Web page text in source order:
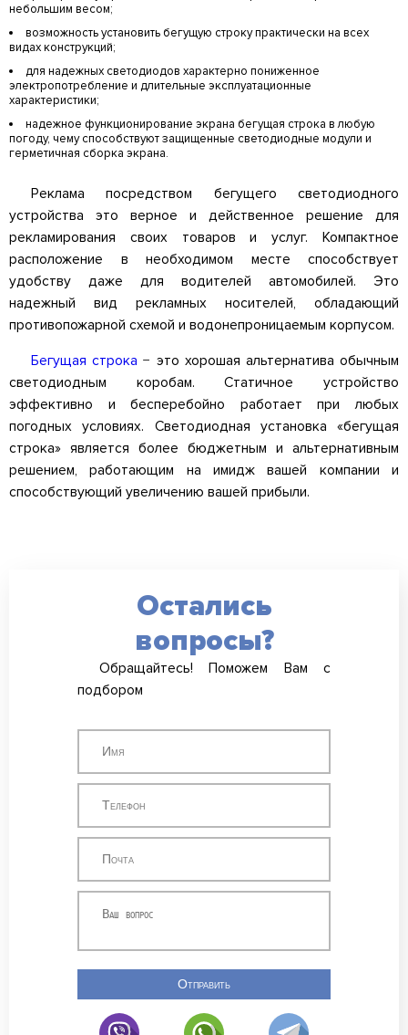
небольшим весом;
возможность установить бегущую строку практически на всех
видах конструкций;
для надежных светодиодов характерно пониженное
электропотребление и длительные эксплуатационные
характеристики;
надежное функционирование экрана бегущая строка в любую
погоду, чему способствуют защищенные светодиодные модули и
герметичная сборка экрана.
Реклама посредством бегущего светодиодного
устройства это верное и действенное решение для
рекламирования своих товаров и услуг. Компактное
расположение в необходимом месте способствует
удобству даже для водителей автомобилей. Это
надежный вид рекламных носителей, обладающий
противопожарной схемой и водонепроницаемым корпусом.
Бегущая строка − это хорошая альтернатива обычным
светодиодным коробам. Статичное устройство
эффективно и бесперебойно работает при любых
погодных условиях. Светодиодная установка «бегущая
строка» является более бюджетным и альтернативным
решением, работающим на имидж вашей компании и
способствующий увеличению вашей прибыли.
Остались
вопросы?
Обращайтесь! Поможем Вам с
подбором
Отправить